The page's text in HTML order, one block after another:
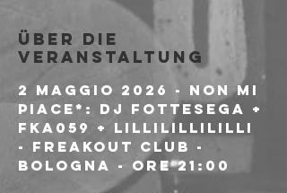
Über die
Veranstaltung
2 MAGGIO 2026 - NON MI
PIACE*: DJ FOTTESEGA +
FKA059 + LILLILILLILILLI
- FREAKOUT CLUB -
BOLOGNA - ORE 21:00